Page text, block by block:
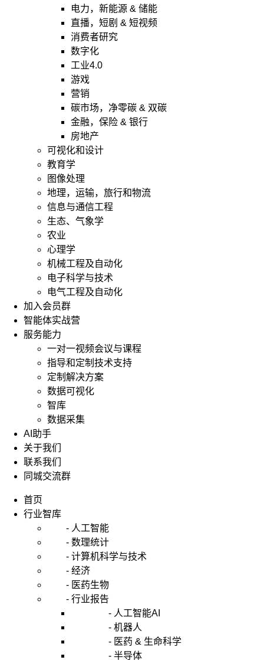
电力，新能源 & 储能
直播，短剧 & 短视频
消费者研究
数字化
工业4.0
游戏
营销
碳市场，净零碳 & 双碳
金融，保险 & 银行
房地产
可视化和设计
教育学
图像处理
地理，运输，旅行和物流
信息与通信工程
生态、气象学
农业
心理学
机械工程及自动化
电子科学与技术
电气工程及自动化
加入会员群
智能体实战营
服务能力
一对一视频会议与课程
指导和定制技术支持
定制解决方案
数据可视化
智库
数据采集
AI助手
关于我们
联系我们
同城交流群
首页
行业智库
- 人工智能
- 数理统计
- 计算机科学与技术
- 经济
- 医药生物
- 行业报告
- 人工智能AI
- 机器人
- 医药 & 生命科学
- 半导体